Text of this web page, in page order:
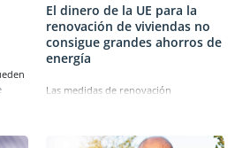
en
El dinero de la UE para la
renovación de viviendas no
consigue grandes ahorros de
energía
Las medidas de renovación
COVID‑19 —el Mecanismo de